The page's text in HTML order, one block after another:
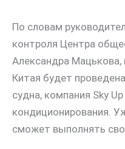
По словам
контроля Центра
Александра Мацькова,
Китая будет
судна, компания Sky
кондиционирования.
сможет выполнять